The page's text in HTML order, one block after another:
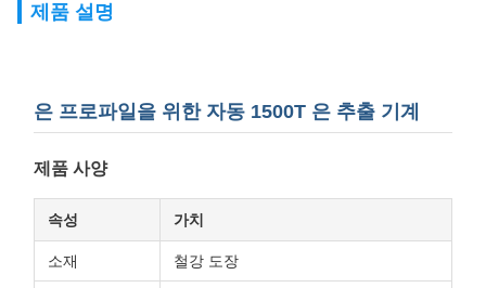
제품 설명
은 프로파일을 위한 자동 1500T 은 추출 기계
제품 사양
속성 가치
소재 철강 도장